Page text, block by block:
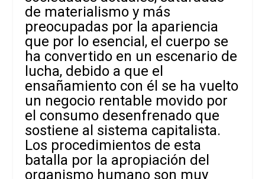
de materialismo y más
preocupadas por la apariencia
que por lo esencial, el cuerpo se
ha convertido en un escenario de
lucha, debido a que el
ensañamiento con él se ha vuelto
un negocio rentable movido por
el consumo desenfrenado que
sostiene al sistema capitalista.
Los procedimientos de esta
batalla por la apropiación del
organismo humano son muy